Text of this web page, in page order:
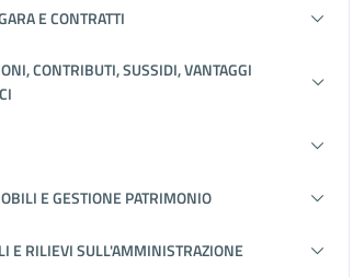
E CONTRATTI
CONTRIBUTI, SUSSIDI, VANTAGGI
E GESTIONE PATRIMONIO
E RILIEVI SULL'AMMINISTRAZIONE